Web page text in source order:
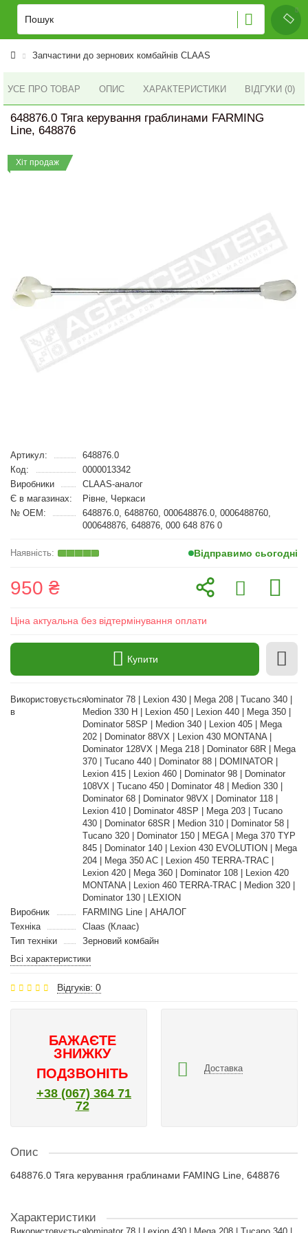
Запчастини до зернових комбайнів CLAAS
УСЕ ПРО ТОВАР ОПИС ХАРАКТЕРИСТИКИ ВІДГУКИ (0)
648876.0 Тяга керування граблинами FARMING
Line, 648876
Хіт продаж
Артикул:
648876.0
Код:
0000013342
Виробники
CLAAS-аналог
Є в магазинах:
Рівне, Черкаси
№ OEM:
648876.0, 6488760, 000648876.0, 0006488760,
000648876, 648876, 000 648 876 0
Відправимо сьогодні
950 ₴
Ціна актуальна без відтермінування оплати
Купити
Використовується
в
Dominator 78 | Lexion 430 | Mega 208 | Tucano 340 |
Medion 330 H | Lexion 450 | Lexion 440 | Mega 350 |
Dominator 58SP | Medion 340 | Lexion 405 | Mega
202 | Dominator 88VX | Lexion 430 MONTANA |
Dominator 128VX | Mega 218 | Dominator 68R | Mega
370 | Tucano 440 | Dominator 88 | DOMINATOR |
Lexion 415 | Lexion 460 | Dominator 98 | Dominator
108VX | Tucano 450 | Dominator 48 | Medion 330 |
Dominator 68 | Dominator 98VX | Dominator 118 |
Lexion 410 | Dominator 48SP | Mega 203 | Tucano
430 | Dominator 68SR | Medion 310 | Dominator 58 |
Tucano 320 | Dominator 150 | MEGA | Mega 370 TYP
845 | Dominator 140 | Lexion 430 EVOLUTION | Mega
204 | Mega 350 AC | Lexion 450 TERRA-TRAC |
Lexion 420 | Mega 360 | Dominator 108 | Lexion 420
MONTANA | Lexion 460 TERRA-TRAC | Medion 320 |
Dominator 130 | LEXION
Виробник
FARMING Line | АНАЛОГ
Техніка
Claas (Клаас)
Тип техніки
Зерновий комбайн
Всі характеристики
Відгуків: 0
БАЖАЄТЕ
ЗНИЖКУ
ПОДЗВОНІТЬ
+38 (067) 364 71
72
Доставка
Опис
648876.0 Тяга керування граблинами FAMING Line, 648876
Характеристики